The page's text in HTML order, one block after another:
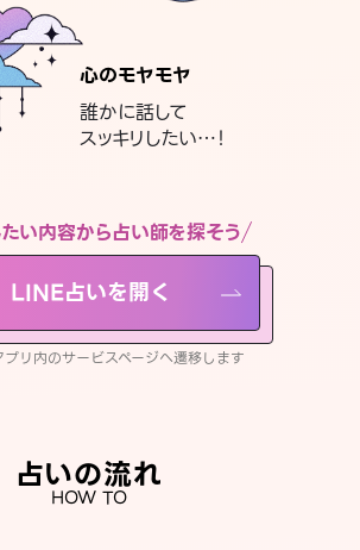
心のモヤモヤ
誰かに話して
スッキリしたい…！
い内容から占い師を探そう
LINE占いを開く
リ内のサービスページへ遷移します
占いの流れ
HOW TO